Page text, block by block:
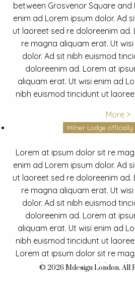
between Grosvenor Square and
enim ad Lorem ipsum dolor. Ad
ut laoreet sed re doloreenim
re magna aliquam erat. Ut
dolor. Ad sit nibh euismod
doloreenim ad. Lorem at
aliquam erat. Ut wisi enim ad
nibh euismod tincidunt ut
More >
Milner Lodge officially
Lorem at ipsum dolor sit re
enim ad Lorem ipsum dolor. Ad
ut laoreet sed re doloreenim
re magna aliquam erat. Ut
dolor. Ad sit nibh euismod
doloreenim ad. Lorem at
aliquam erat. Ut wisi enim ad
nibh euismod tincidunt ut
Lorem at ipsum dolor sit re
enim ad Lorem ipsum dolor. Ad
© 2026 Mdesign London. All